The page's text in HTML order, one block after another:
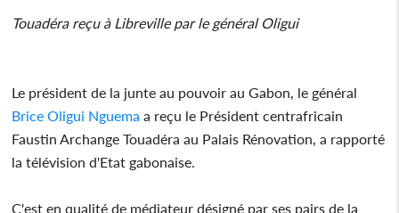
Touadéra reçu à Libreville par le général Oligui
Le président de la junte au pouvoir au Gabon, le général
Brice Oligui Nguema a reçu le Président centrafricain
Faustin Archange Touadéra au Palais Rénovation, a rapporté
la télévision d'Etat gabonaise.
C'est en qualité de médiateur désigné par ses pairs de la